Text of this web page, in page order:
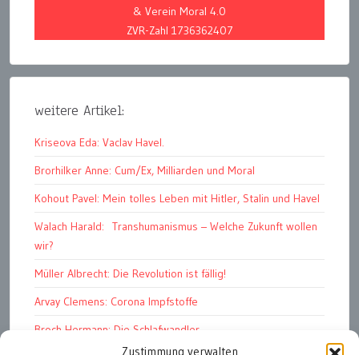
Zustimmung verwalten
& Verein Moral 4.0
ZVR-Zahl 1736362407
weitere Artikel:
Kriseova Eda: Vaclav Havel.
Brorhilker Anne: Cum/Ex, Milliarden und Moral
Kohout Pavel: Mein tolles Leben mit Hitler, Stalin und Havel
Walach Harald: Transhumanismus – Welche Zukunft wollen
wir?
Müller Albrecht: Die Revolution ist fällig!
Arvay Clemens: Corona Impfstoffe
Broch Hermann: Die Schlafwandler